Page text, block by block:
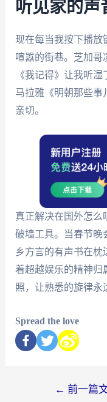
听见家的声
现在每当我按下播放
喧嚣的街巷。芝加哥
《我记得》让我听
马拉雅《明朝那些事
亲切。
真正解决在国外怎么
破墙工具。当春节晚
乡方言的有声书在
着超越娱乐的精神归
照，让熟悉的旋律永
Spread the love
← 前一篇